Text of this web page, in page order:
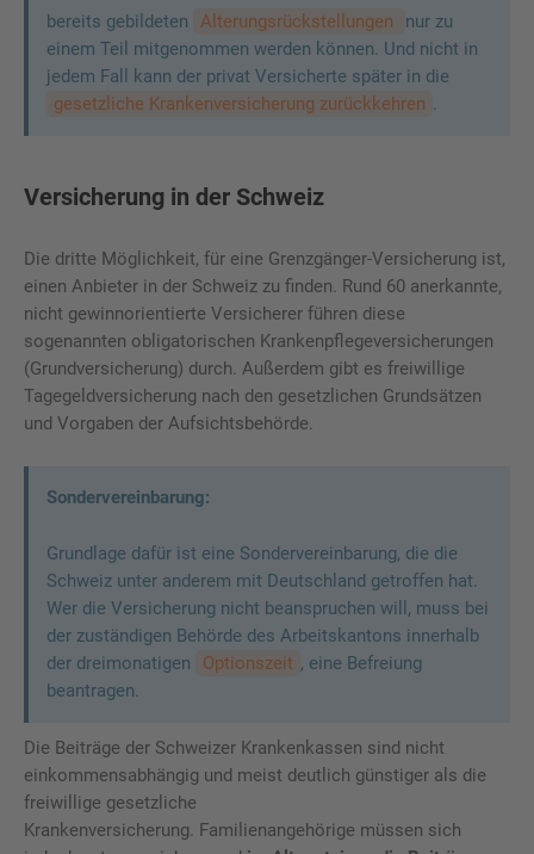
bereits gebildeten
Alterungsrückstellungen
nur zu
einem Teil mitgenommen werden können. Und nicht in
jedem Fall kann der privat Versicherte später in die
gesetzliche Krankenversicherung zurückkehren .
Versicherung in der Schweiz
Die dritte Möglichkeit, für eine Grenzgänger-Versicherung ist,
einen Anbieter in der Schweiz zu finden. Rund 60 anerkannte,
nicht gewinnorientierte Versicherer führen diese
sogenannten obligatorischen Krankenpflegeversicherungen
(Grundversicherung) durch. Außerdem gibt es freiwillige
Tagegeldversicherung nach den gesetzlichen Grundsätzen
und Vorgaben der Aufsichtsbehörde.
Sondervereinbarung:
Grundlage dafür ist eine Sondervereinbarung, die die
Schweiz unter anderem mit Deutschland getroffen hat.
Wer die Versicherung nicht beanspruchen will, muss bei
der zuständigen Behörde des Arbeitskantons innerhalb
der dreimonatigen
Optionszeit , eine Befreiung
beantragen.
Die Beiträge der Schweizer Krankenkassen sind nicht
einkommensabhängig und meist deutlich günstiger als die
freiwillige gesetzliche
Krankenversicherung. Familienangehörige müssen sich